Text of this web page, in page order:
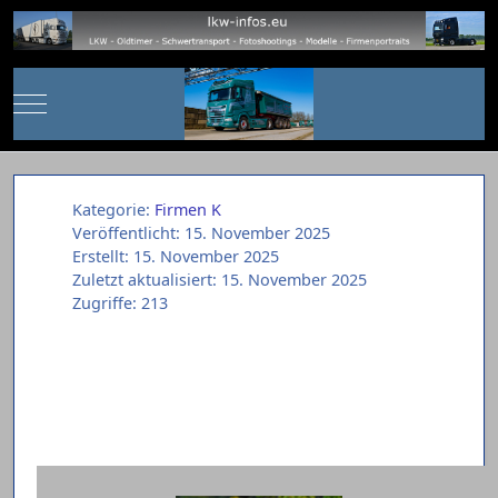
Mobile Menu Toggle
Kategorie: Firmen K
Veröffentlicht: 15. November 2025
Erstellt: 15. November 2025
Zuletzt aktualisiert: 15. November 2025
Zugriffe: 213